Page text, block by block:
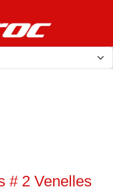
# 2 Venelles